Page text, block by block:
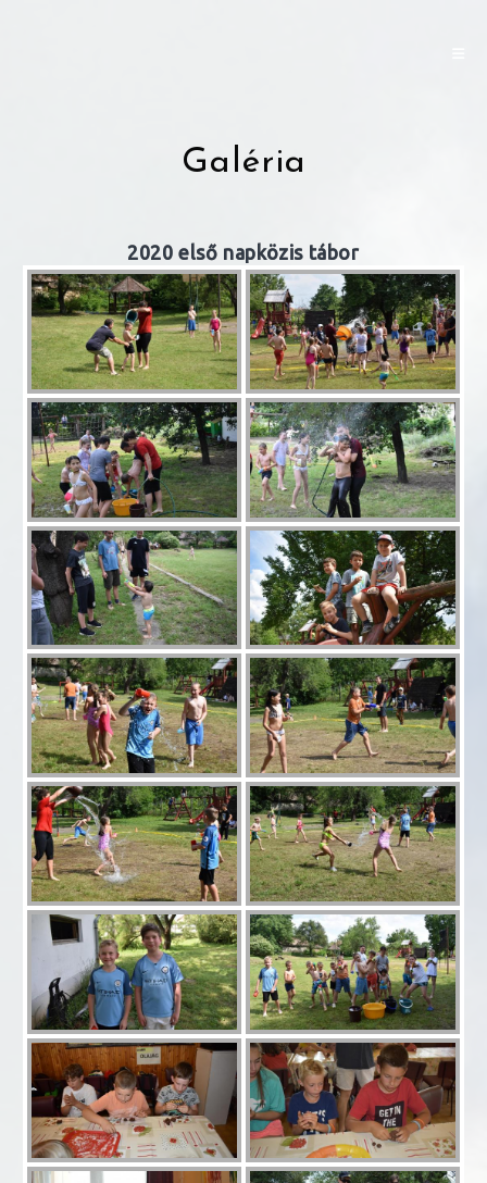
Galéria
2020 első napközis tábor